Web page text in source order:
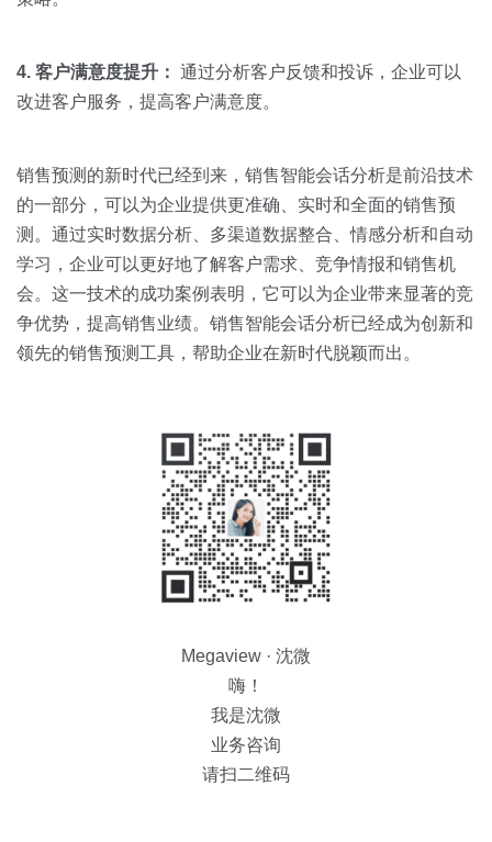
4. 客户满意度提升： 通过分析客户反馈和投诉，企业可以
改进客户服务，提高客户满意度。
销售预测的新时代已经到来，销售智能会话分析是前沿技术
的一部分，可以为企业提供更准确、实时和全面的销售预
测。通过实时数据分析、多渠道数据整合、情感分析和自动
学习，企业可以更好地了解客户需求、竞争情报和销售机
会。这一技术的成功案例表明，它可以为企业带来显著的竞
争优势，提高销售业绩。销售智能会话分析已经成为创新和
领先的销售预测工具，帮助企业在新时代脱颖而出。
Megaview · 沈微
嗨！
我是沈微
业务咨询
请扫二维码